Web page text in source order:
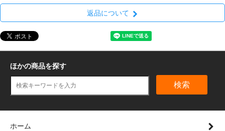
返品について
ほかの商品を探す
検索
ホーム